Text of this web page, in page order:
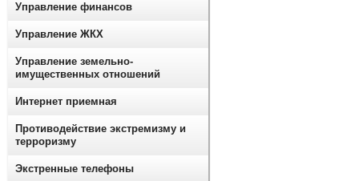
Управление финансов
Управление ЖКХ
Управление земельно-
имущественных отношений
Интернет приемная
Противодействие экстремизму и
терроризму
Экстренные телефоны